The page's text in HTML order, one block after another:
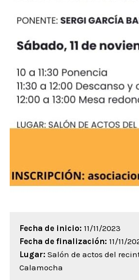
Fecha de inicio: 11/11/2023
Fecha de finalización: 11/11/
Lugar: Salón de actos del
Calamocha